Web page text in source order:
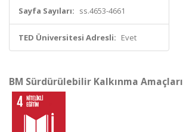
Sayfa Sayıları: ss.4653-4661
TED Üniversitesi Adresli: Evet
BM Sürdürülebilir Kalkınma Amaçları